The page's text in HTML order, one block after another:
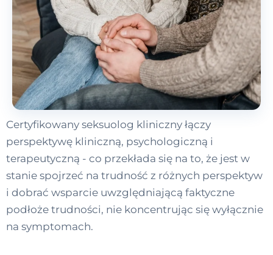
Certyfikowany seksuolog kliniczny łączy
perspektywę kliniczną, psychologiczną i
terapeutyczną - co przekłada się na to, że jest w
stanie spojrzeć na trudność z różnych perspektyw
i dobrać wsparcie uwzględniającą faktyczne
podłoże trudności, nie koncentrując się wyłącznie
na symptomach.